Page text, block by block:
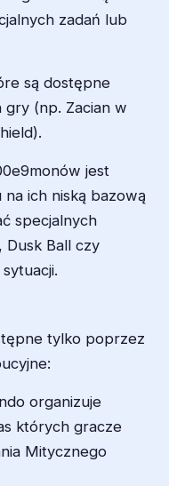
zadań lub
są dostępne
(np. Zacian w
jest
ich niską bazową
specjalnych
Dusk Ball czy
tylko poprzez
organizuje
których gracze
Mitycznego